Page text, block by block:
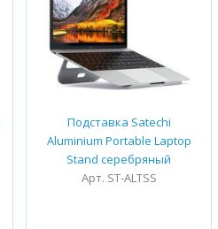
Подставка Satechi
Aluminium Portable Laptop
Stand серебряный
Арт. ST-ALTSS